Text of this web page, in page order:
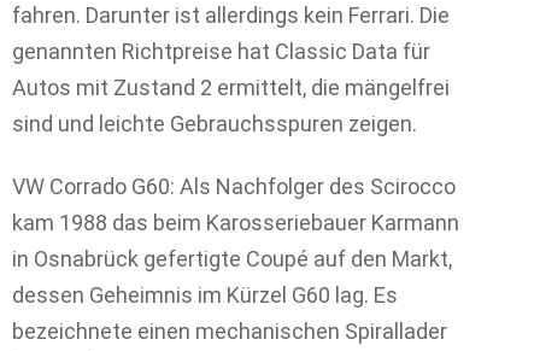
fahren. Darunter ist allerdings kein Ferrari. Die
genannten Richtpreise hat Classic Data für
Autos mit Zustand 2 ermittelt, die mängelfrei
sind und leichte Gebrauchsspuren zeigen.
VW Corrado G60: Als Nachfolger des Scirocco
kam 1988 das beim Karosseriebauer Karmann
in Osnabrück gefertigte Coupé auf den Markt,
dessen Geheimnis im Kürzel G60 lag. Es
bezeichnete einen mechanischen Spirallader